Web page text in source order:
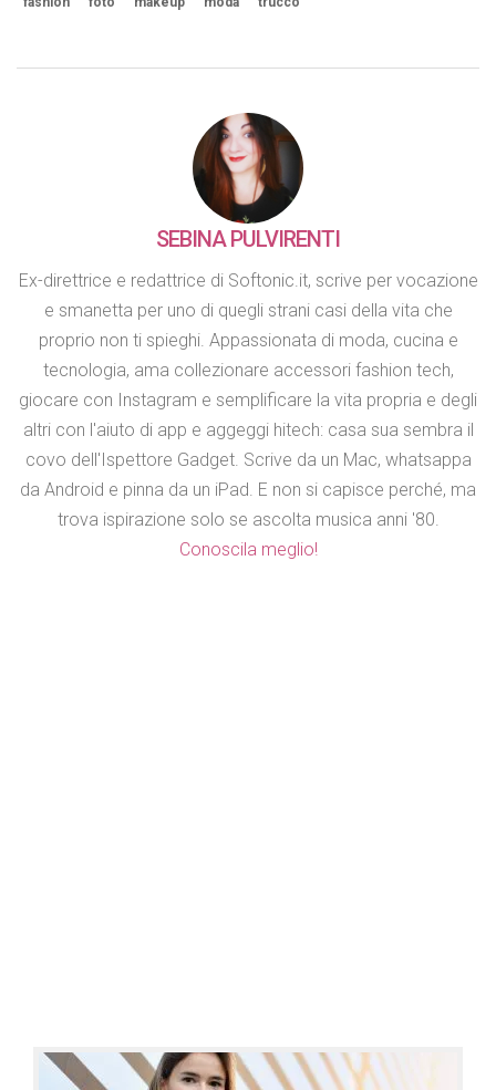
SEBINA PULVIRENTI
Ex-direttrice e redattrice di Softonic.it, scrive per vocazione
e smanetta per uno di quegli strani casi della vita che
proprio non ti spieghi. Appassionata di moda, cucina e
tecnologia, ama collezionare accessori fashion tech,
giocare con Instagram e semplificare la vita propria e degli
altri con l'aiuto di app e aggeggi hitech: casa sua sembra il
covo dell'Ispettore Gadget. Scrive da un Mac, whatsappa
da Android e pinna da un iPad. E non si capisce perché, ma
trova ispirazione solo se ascolta musica anni '80.
Conoscila meglio!